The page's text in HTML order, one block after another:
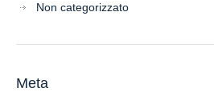
Non categorizzato
Meta